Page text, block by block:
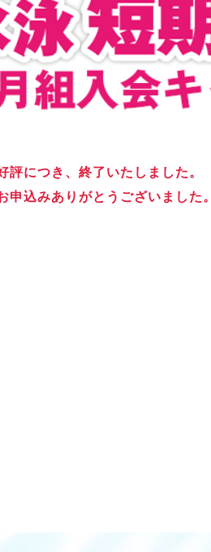
評につき、終了いたしました。
申込みありがとうございました。